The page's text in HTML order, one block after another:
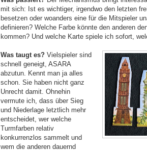
mit sich: Ist es wichtiger, irgendwo den letzten
besetzen oder woanders eine für die Mitspieler
definieren? Welche Farbe könnte den anderen
kommen? Und welche Karte spiele ich sofort,
Was taugt es? Vielspieler sind
schnell geneigt, ASARA
abzutun. Kennt man ja alles
schon. Sie haben nicht ganz
Unrecht damit. Ohnehin
vermute ich, dass über Sieg
und Niederlage letztlich mehr
entscheidet, wer welche
Turmfarben relativ
konkurrenzlos sammelt und
wem die anderen dauernd